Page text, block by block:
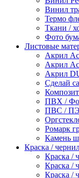
Винил
Термо
Ткани /
Фото
Листовые
Акрил
Акрил
Акрил
Сделай
ПВХ /
ПВС /
Ромарк
Камень
Краска /
Краска /
Краска /
Краска /